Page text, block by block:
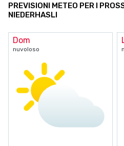
PREVISIONI METEO PER I
NIEDERHASLI
Dom
nuvoloso